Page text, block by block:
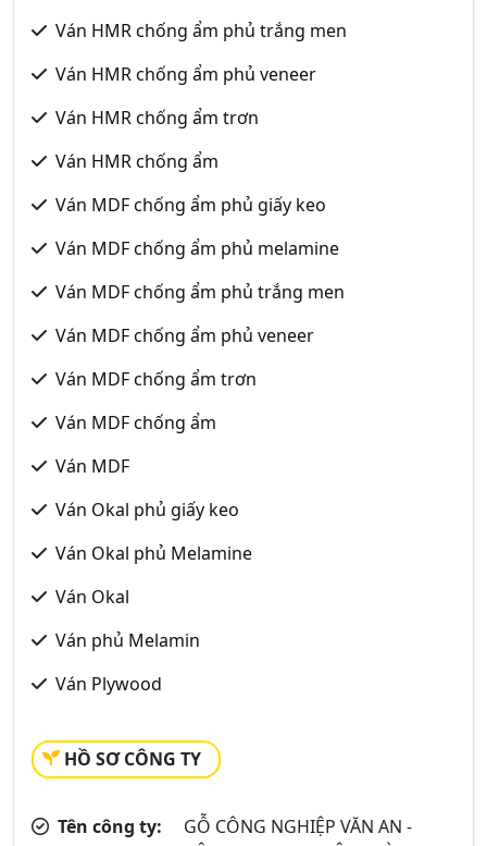
Ván HMR chống ẩm phủ trắng men
Ván HMR chống ẩm phủ veneer
Ván HMR chống ẩm trơn
Ván HMR chống ẩm
Ván MDF chống ẩm phủ giấy keo
Ván MDF chống ẩm phủ melamine
Ván MDF chống ẩm phủ trắng men
Ván MDF chống ẩm phủ veneer
Ván MDF chống ẩm trơn
Ván MDF chống ẩm
Ván MDF
Ván Okal phủ giấy keo
Ván Okal phủ Melamine
Ván Okal
Ván phủ Melamin
Ván Plywood
HỒ SƠ CÔNG TY
Tên công ty:
GỖ CÔNG NGHIỆP VĂN AN -